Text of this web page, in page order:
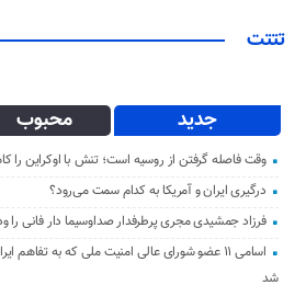
تتتت
جدید محبوب
وقت فاصله گرفتن از روسیه است؛ تنش با اوکراین را
درگیری ایران و آمریکا به کدام سمت می‌رود؟
فرزاد جمشیدی مجری پرطرفدار صداوسیما دار فانی را
اسامی ۱۱ عضو شورای عالی امنیت ملی که به تفاهم
شد